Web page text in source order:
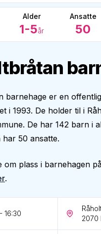
Alder
1-5år
Ansatte
50
barnehage er en
i 1993. De holder til i
De har 142 barn i
har 50 ansatte.
om plass i barnehagen
.
16:30
2070